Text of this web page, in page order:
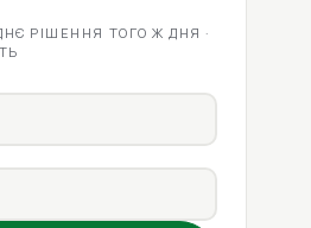
РІШЕННЯ ТОГО Ж ДНЯ ·